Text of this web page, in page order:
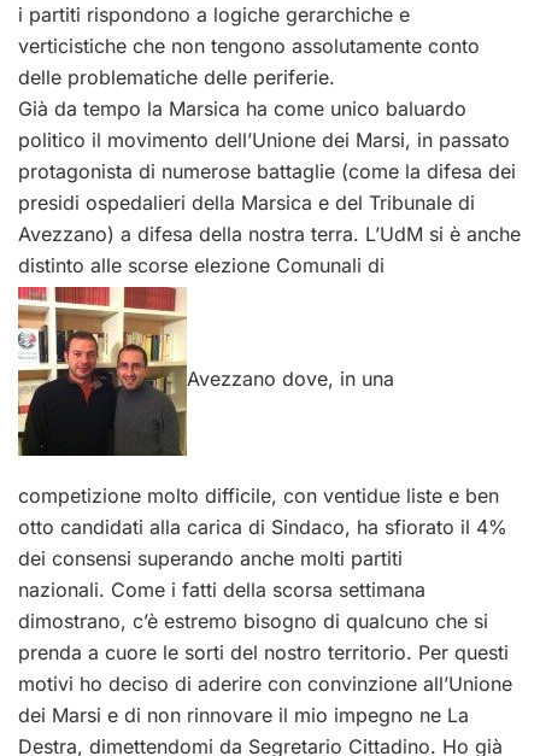
i partiti rispondono a logiche gerarchiche e
verticistiche che non tengono assolutamente conto
delle problematiche delle periferie.
Già da tempo la Marsica ha come unico baluardo
politico il movimento dell’Unione dei Marsi, in passato
protagonista di numerose battaglie (come la difesa dei
presidi ospedalieri della Marsica e del Tribunale di
Avezzano) a difesa della nostra terra. L’UdM si è anche
distinto alle scorse elezione Comunali di
Avezzano dove, in una
competizione molto difficile, con ventidue liste e ben
otto candidati alla carica di Sindaco, ha sfiorato il 4%
dei consensi superando anche molti partiti
nazionali. Come i fatti della scorsa settimana
dimostrano, c’è estremo bisogno di qualcuno che si
prenda a cuore le sorti del nostro territorio. Per questi
motivi ho deciso di aderire con convinzione all’Unione
dei Marsi e di non rinnovare il mio impegno ne La
Destra, dimettendomi da Segretario Cittadino. Ho già